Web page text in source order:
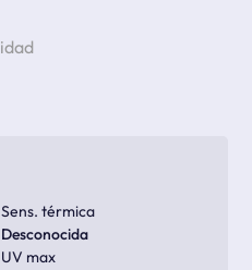
Sens. térmica
Desconocida
UV max